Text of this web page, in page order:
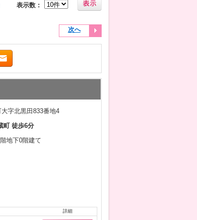
表示数：
次へ
字北黒田833番地4
町 徒歩6分
地下0階建て
詳細